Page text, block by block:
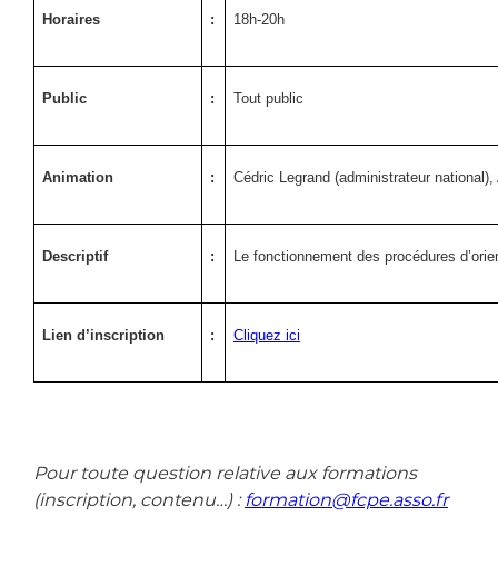
Horaires : 18h-20h
Public : Tout public
Animation : Cédric Legrand (administrateur
Descriptif : Le fonctionnement des procédures
Lien d’inscription : Cliquez ici
Pour toute question relative aux formations
(inscription, contenu…) :formation@fcpe.asso.fr